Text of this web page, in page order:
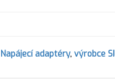
Napájecí adaptéry, výrobce